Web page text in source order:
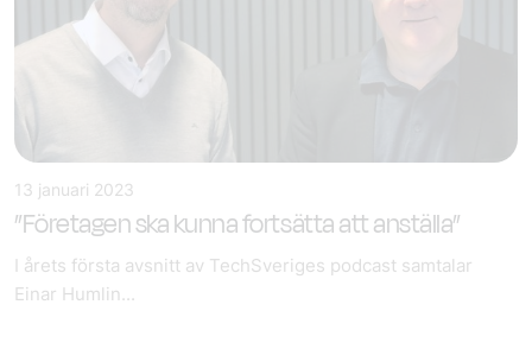
13 januari 2023
”Företagen ska kunna fortsätta att anställa”
I årets första avsnitt av TechSveriges podcast samtalar
Einar Humlin...